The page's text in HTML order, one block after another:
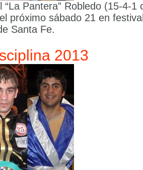
“La Pantera” Robledo (15-4-
próximo sábado 21 en
Santa Fe.
2013